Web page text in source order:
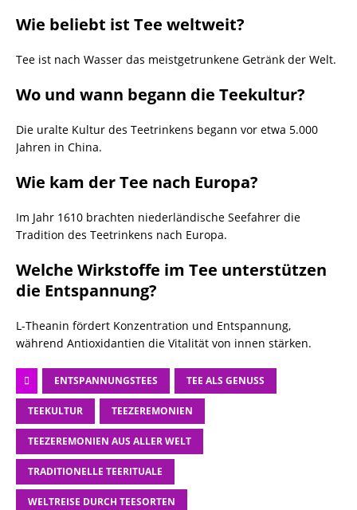
Wie beliebt ist Tee weltweit?
Tee ist nach Wasser das meistgetrunkene Getränk der Welt.
Wo und wann begann die Teekultur?
Die uralte Kultur des Teetrinkens begann vor etwa 5.000
Jahren in China.
Wie kam der Tee nach Europa?
Im Jahr 1610 brachten niederländische Seefahrer die
Tradition des Teetrinkens nach Europa.
Welche Wirkstoffe im Tee unterstützen
die Entspannung?
L-Theanin fördert Konzentration und Entspannung,
während Antioxidantien die Vitalität von innen stärken.
ENTSPANNUNGSTEES TEE ALS GENUSS
TEEKULTUR TEEZEREMONIEN
TEEZEREMONIEN AUS ALLER WELT
TRADITIONELLE TEERITUALE
WELTREISE DURCH TEESORTEN